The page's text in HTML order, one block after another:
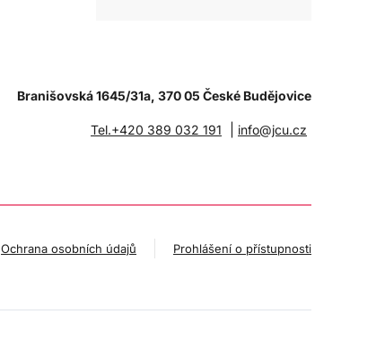
Branišovská 1645/31a, 370 05 České Budějovice
Tel.+420 389 032 191 info@jcu.cz
Ochrana osobních údajů Prohlášení o přístupnosti